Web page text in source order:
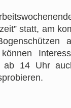
statt, am
14 Uhr